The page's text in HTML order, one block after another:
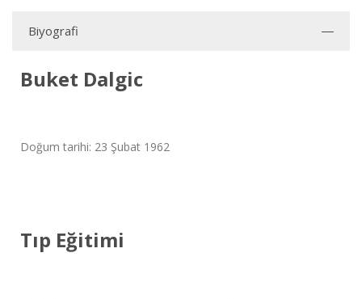
Biyografi
Buket Dalgic
Doğum tarihi: 23 Şubat 1962
Tıp Eğitimi